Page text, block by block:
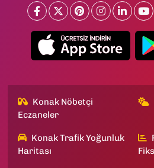
Konak Nöbetçi
Eczaneler
Konak Trafik Yoğunluk
Haritası